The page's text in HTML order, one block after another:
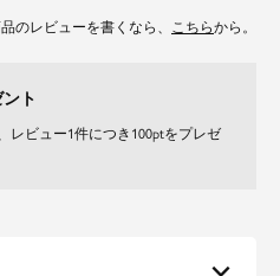
なっています。
のレビューを書くなら、 こちらから。
ト
レビュー1件につき100ptをプレゼ